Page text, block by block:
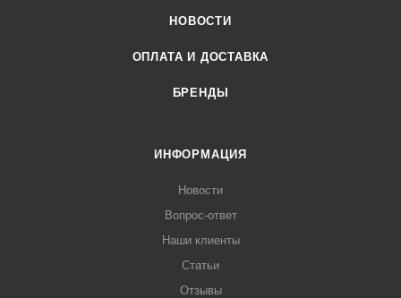
НОВОСТИ
ОПЛАТА И ДОСТАВКА
БРЕНДЫ
ИНФОРМАЦИЯ
Новости
Вопрос-ответ
Наши клиенты
Статьи
Отзывы